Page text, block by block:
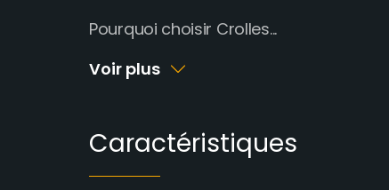
Pourquoi choisir Crolles...
Voir plus
Caractéristiques